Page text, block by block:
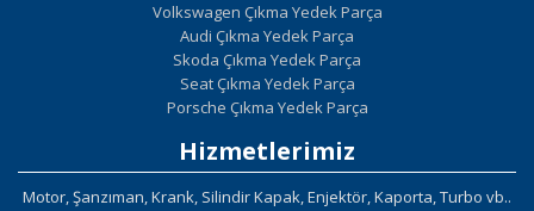
Volkswagen Çıkma Yedek Parça
Audi Çıkma Yedek Parça
Skoda Çıkma Yedek Parça
Seat Çıkma Yedek Parça
Porsche Çıkma Yedek Parça
Hizmetlerimiz
Motor, Şanzıman, Krank, Silindir Kapak, Enjektör, Kaporta, Turbo vb..